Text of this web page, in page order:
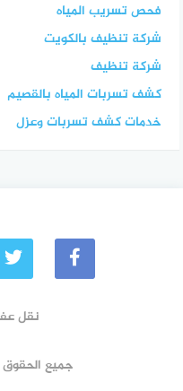
فحص تسريب المياه
شركة تنظيف بالكويت
شركة تنظيف
كشف تسربات المياه بالقصيم
خدمات كشف تسربات وعزل
نقل
جميع